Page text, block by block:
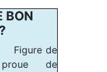
BON
Figure de
proue de